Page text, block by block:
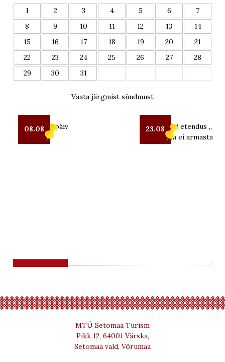
1 2 3 4 5 6
7
8
9 10 11 12 13
14
15
16 17 18 19 20
21
22
23 24 25 26 27
28
29
30 31
Vaata järgmist sündmust
08.08
Seto Kostipäiv 23.08
OUT teatri etendus „Kui
mind enam ei armasta“
MTÜ Setomaa Turism
Pikk 12, 64001 Värska,
Setomaa vald, Võrumaa